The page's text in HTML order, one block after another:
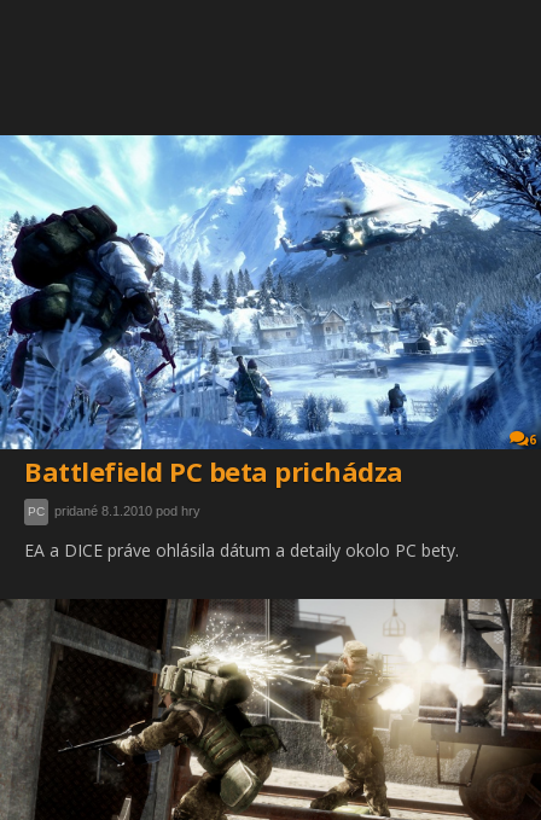
6
Battlefield PC beta prichádza
PC pridané 8.1.2010 pod hry
EA a DICE práve ohlásila dátum a detaily okolo PC bety.